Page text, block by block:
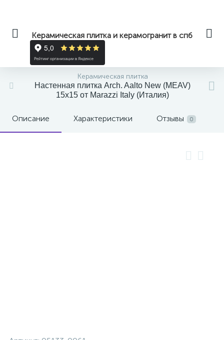
Керамическая плитка и керамогранит в спб
Керамическая плитка
Настенная плитка Arch. Aalto New (MEAV)
15x15 от Marazzi Italy (Италия)
Описание Характеристики Отзывы 0